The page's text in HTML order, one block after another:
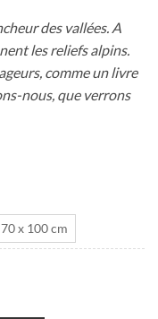
des vallées. A
les reliefs alpins.
comme un livre
nous, que verrons
70 x 100 cm